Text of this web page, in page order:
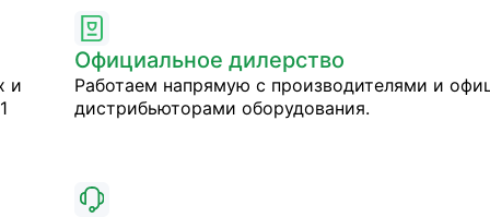
и
Официальное дилерство
Работаем напрямую с производителями и
дистрибьюторами оборудования.